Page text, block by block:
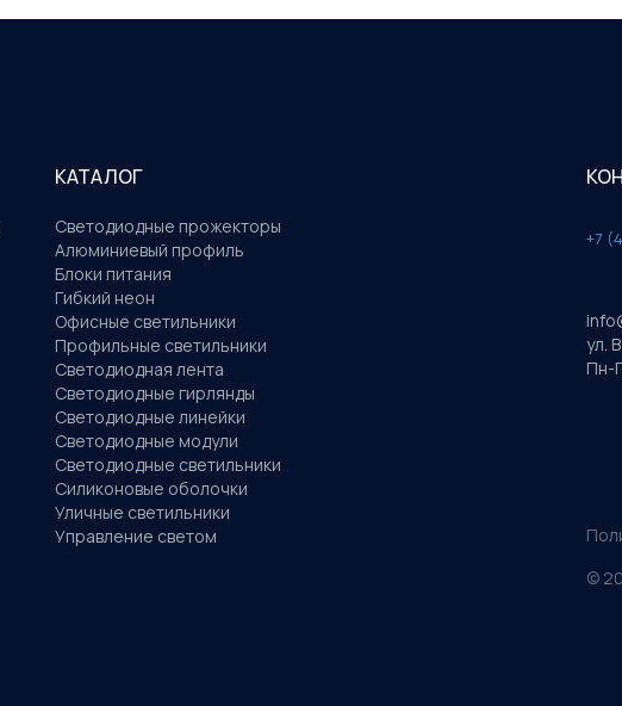
КАТАЛОГ
Светодиодные прожекторы
Алюминиевый профиль
Блоки питания
Гибкий неон
Офисные светильники
Профильные светильники
Светодиодная лента
Светодиодные гирлянды
Светодиодные линейки
Светодиодные модули
Светодиодные светильники
Силиконовые оболочки
Уличные светильники
Управление светом
+7
ул.
Пн-
©